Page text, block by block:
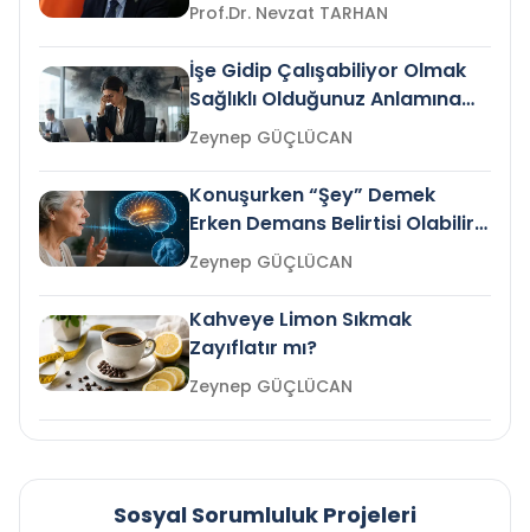
Prof.Dr. Nevzat TARHAN
İşe Gidip Çalışabiliyor Olmak
Sağlıklı Olduğunuz Anlamına
Gelir mi?Zeynep GÜÇLÜCAN
Konuşurken “Şey” Demek
Erken Demans Belirtisi Olabilir
mi?
Zeynep GÜÇLÜCAN
Kahveye Limon Sıkmak
Zayıflatır mı?
Zeynep GÜÇLÜCAN
Sosyal Sorumluluk Projeleri